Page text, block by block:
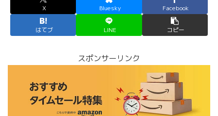
X Bluesky Facebook
はてブ LINE コピー
スポンサーリンク